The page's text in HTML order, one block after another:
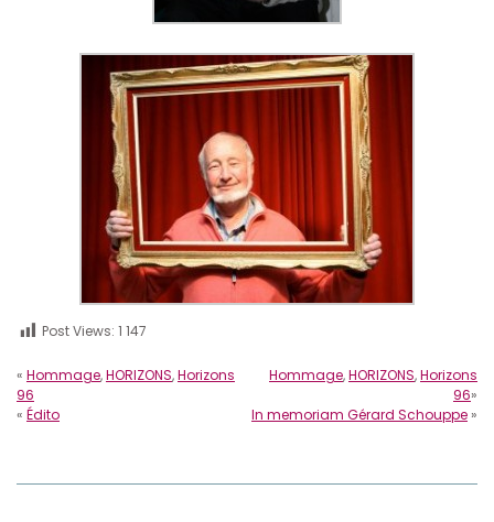
Post Views: 1 147
« Hommage,HORIZONS,Horizons
96
« Édito
Hommage,HORIZONS,Horizons
96»
In memoriam Gérard Schouppe »